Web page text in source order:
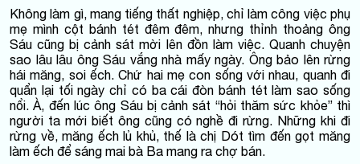
Không làm gì, mang tiếng thất nghiệp, chỉ làm công việc phụ
mẹ mình cột bánh tét đêm đêm, nhưng thỉnh thoảng ông
Sáu cũng bị cảnh sát mời lên đồn làm việc. Quanh chuyện
sao lâu lâu ông Sáu vắng nhà mấy ngày. Ông bảo lên rừng
hái măng, soi ếch. Chứ hai mẹ con sống với nhau, quanh đi
quẩn lại tối ngày chỉ có ba cái đòn bánh tét làm sao sống
nổi. À, đến lúc ông Sáu bị cảnh sát “hỏi thăm sức khỏe” thì
người ta mới biết ông cũng có nghề đi rừng. Những khi đi
rừng về, măng ếch lủ khủ, thế là chị Dót tìm đến gọt măng
làm ếch để sáng mai bà Ba mang ra chợ bán.